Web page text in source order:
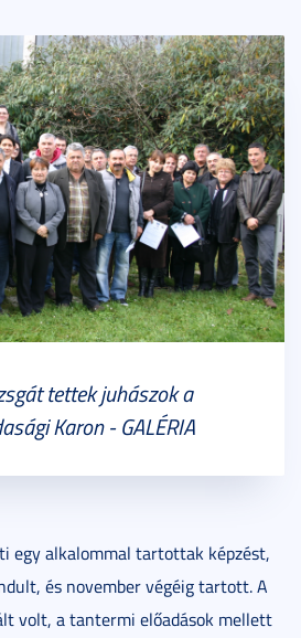
tettek juhászok a
Karon - GALÉRIA
egy alkalommal tartottak képzést,
és november végéig tartott. A
volt, a tantermi előadások mellett